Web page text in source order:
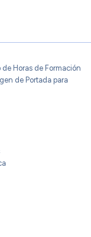
de Horas de Formación
de Portada para